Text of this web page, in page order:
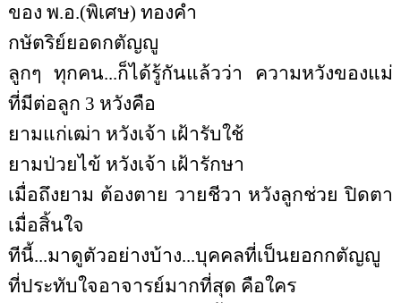
ของ พ.อ.(พิเศษ) ทองคำ
กษัตริย์ยอดกตัญญู
ลูกๆ ทุกคน...ก็ได้รู้กันแล้วว่า ความหวังของแม่
ที่มีต่อลูก 3 หวังคือ
ยามแก่เฒ่า หวังเจ้า เฝ้ารับใช้
ยามป่วยไข้ หวังเจ้า เฝ้ารักษา
เมื่อถึงยาม ต้องตาย วายชีวา หวังลูกช่วย ปิดตา
เมื่อสิ้นใจ
ทีนี้...มาดูตัวอย่างบ้าง...บุคคลที่เป็นยอกกตัญญู
ที่ประทับใจอาจารย์มากที่สุด คือใคร